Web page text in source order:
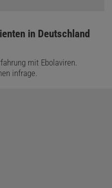
in Deutschland
mit Ebolaviren.
infrage.